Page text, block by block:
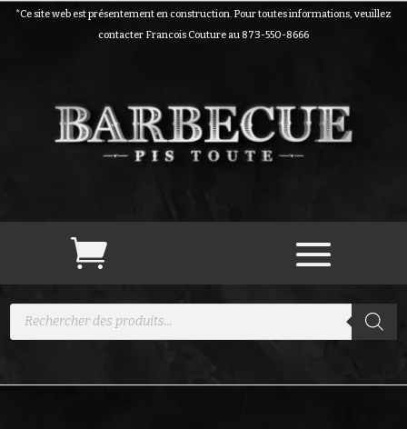
*Ce site web est présentement en construction. Pour toutes informations, veuillez
contacter Francois Couture au 873-550-8666
Recherche